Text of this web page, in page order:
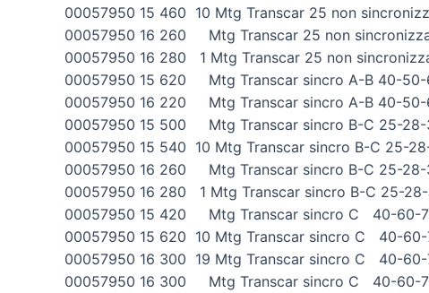
00057950 15 460 10 Mtg Transcar 25 non
00057950 16 260 Mtg Transcar 25 non
00057950 16 280 1 Mtg Transcar 25 non
00057950 15 620 Mtg Transcar sincro A-B 40-50-
00057950 16 220 Mtg Transcar sincro A-B 40-50-
00057950 15 500 Mtg Transcar sincro B-C 25-28-
00057950 15 540 10 Mtg Transcar sincro B-C 25-
00057950 16 260 Mtg Transcar sincro B-C 25-28-
00057950 16 280 1 Mtg Transcar sincro B-C 25-
00057950 15 420 Mtg Transcar sincro C 40-60-
00057950 15 620 10 Mtg Transcar sincro C 40-60-
00057950 16 300 19 Mtg Transcar sincro C 40-60-
00057950 16 300 Mtg Transcar sincro C 40-60-